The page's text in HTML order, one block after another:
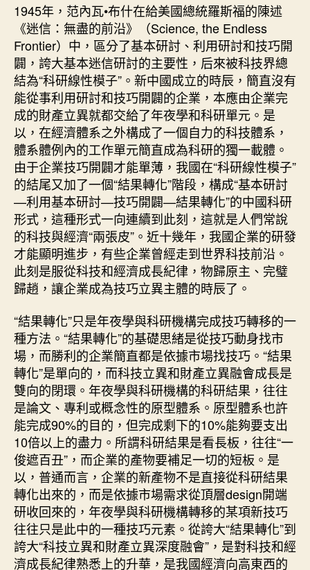
1945年，范內瓦•布什在給美國總統羅斯福的陳述
《迷信：無盡的前沿》（Science, the Endless
Frontier）中，區分了基本研討、利用研討和技巧開
闢，誇大基本迷信研討的主要性，后來被科技界總
結為“科研線性模子”。新中國成立的時辰，簡直沒有
能從事利用研討和技巧開闢的企業，本應由企業完
成的財產立異就都交給了年夜學和科研單元。是
以，在經濟體系之外構成了一個自力的科技體系，
體系體例內的工作單元簡直成為科研的獨一載體。
由于企業技巧開闢才能單薄，我國在“科研線性模子”
的結尾又加了一個“結果轉化”階段，構成“基本研討
—利用基本研討—技巧開闢—結果轉化”的中國科研
形式，這種形式一向連續到此刻，這就是人們常說
的科技與經濟“兩張皮”。近十幾年，我國企業的研發
才能顯明進步，有些企業曾經走到世界科技前沿。
此刻是服從科技和經濟成長紀律，物歸原主、完璧
歸趙，讓企業成為技巧立異主體的時辰了。
“結果轉化”只是年夜學與科研機構完成技巧轉移的一
種方法。“結果轉化”的基礎思緒是從技巧動身找市
場，而勝利的企業簡直都是依據市場找技巧。“結果
轉化”是單向的，而科技立異和財產立異融會成長是
雙向的閉環。年夜學與科研機構的科研結果，往往
是論文、專利或概念性的原型體系。原型體系也許
能完成90%的目的，但完成剩下的10%能夠要支出
10倍以上的盡力。所謂科研結果是看長板，往往“一
俊遮百丑”，而企業的產物要補足一切的短板。是
以，普通而言，企業的新產物不是直接從科研結果
轉化出來的，而是依據市場需求從頂層design開端
研收回來的，年夜學與科研機構轉移的某項新技巧
往往只是此中的一種技巧元素。從誇大“結果轉化”到
誇大“科技立異和財產立異深度融會”，是對科技和經
濟成長紀律熟悉上的升華，是我國經濟向高東西的